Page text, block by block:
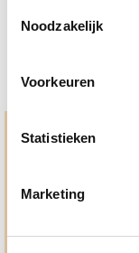
Noodzakelijk
Voorkeuren
Statistieken
Marketing
Hulp en advies
allemaal voor
gedreven door
"ouderwetse"